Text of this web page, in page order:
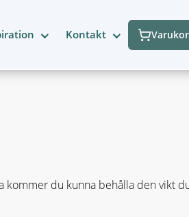
Kontakt
kommer du kunna behålla den vikt